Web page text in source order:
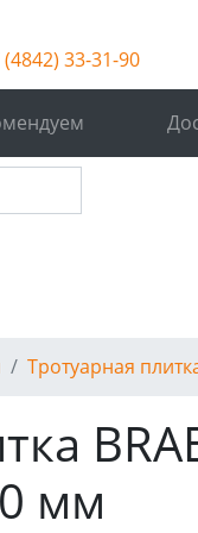
(4842) 33-31-90
Тротуарная
мм